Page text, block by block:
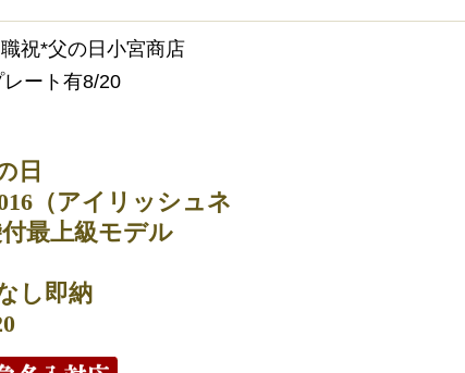
祝*父の日小宮商店
ート有8/20
日
（アイリッシュネ
最上級モデル
し即納